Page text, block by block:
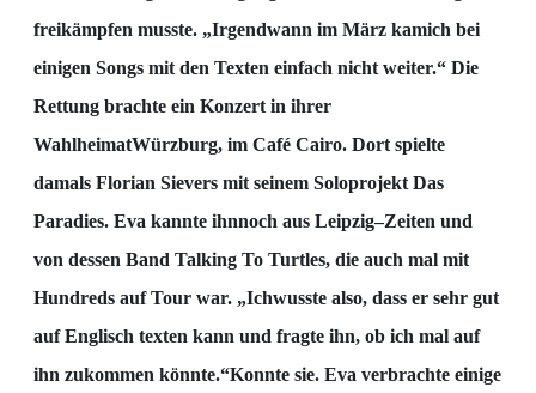
freikämpfen musste. „Irgendwann im März kamich bei
einigen Songs mit den Texten einfach nicht weiter.“ Die
Rettung brachte ein Konzert in ihrer
WahlheimatWürzburg, im Café Cairo. Dort spielte
damals Florian Sievers mit seinem Soloprojekt Das
Paradies. Eva kannte ihnnoch aus Leipzig–Zeiten und
von dessen Band Talking To Turtles, die auch mal mit
Hundreds auf Tour war. „Ichwusste also, dass er sehr gut
auf Englisch texten kann und fragte ihn, ob ich mal auf
ihn zukommen könnte.“Konnte sie. Eva verbrachte einige